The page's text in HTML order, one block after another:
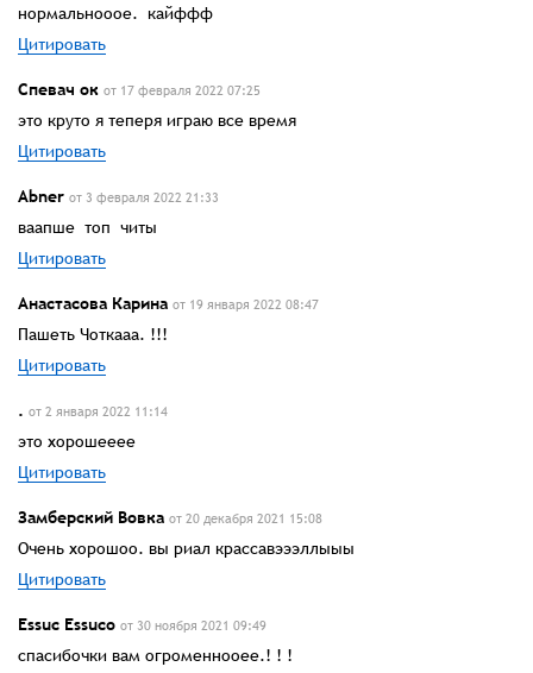
нормальнооое. кайффф
Цитировать
Спевач ок от 17 февраля 2022 07:25
это круто я теперя играю все время
Цитировать
Abner от 3 февраля 2022 21:33
ваапше топ читы
Цитировать
Анастасова Карина от 19 января 2022 08:47
Пашеть Чоткааа. !!!
Цитировать
. от 2 января 2022 11:14
это хорошееее
Цитировать
Замберский Вовка от 20 декабря 2021 15:08
Очень хорошоо. вы риал крассавэээллыыы
Цитировать
Essuc Essucо от 30 ноября 2021 09:49
спасибочки вам огроменнооее.! ! !